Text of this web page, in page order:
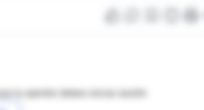
tu opinión debes iniciar sesión